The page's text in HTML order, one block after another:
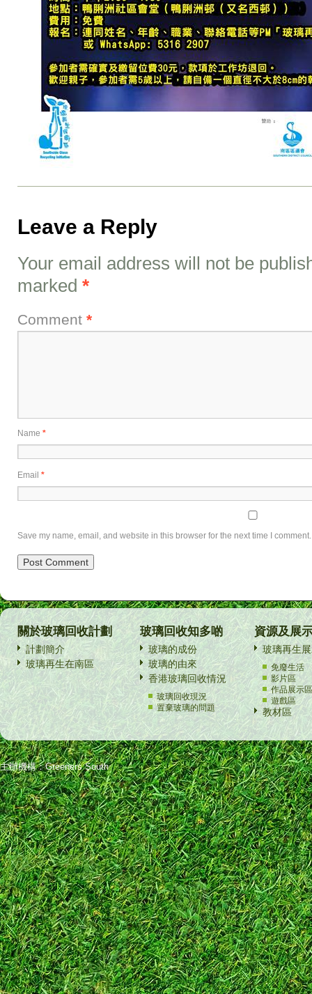
Leave a Reply
Your email address will not be
marked *
Comment *
Name *
Email *
Save my name, email, and website in this browser for the next time I comment.
關於玻璃回收計劃
計劃簡介
玻璃再生在南區
玻璃回收知多啲
玻璃的成份
玻璃的由來
香港玻璃回收情況
玻璃回收現況
置棄玻璃的問題
資源及展
玻璃再生
免廢生活
影片區
作品展示區
遊戲區
教材區
主辦機構：Greeners South